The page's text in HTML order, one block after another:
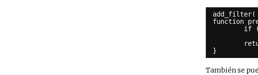
add_filter(
function
if (
}
También se